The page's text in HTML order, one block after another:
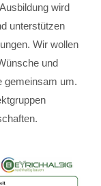
wird
unterstützen
Wir wollen
und
gemeinsam um.